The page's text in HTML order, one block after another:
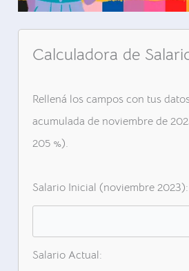
Calculadora de
Rellená los campos con tus
acumulada de noviembre de
205 %).
Salario Inicial (noviembre 2023):
Salario Actual: